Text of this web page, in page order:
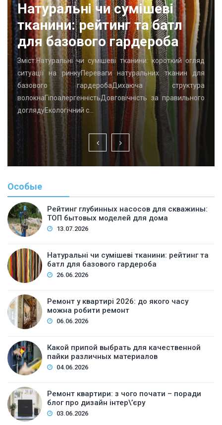
Натуральні чи сумішеві
тканини: рейтинг та батл
для базового гардероба
Зміст:Натуральні чи сумішеві тканини: короткий огляд
ситуації на ринкуПереваги натуральних тканин для
базового гардеробаДихаюча структура
волокнаГіпоалергенністьДовговічність за правильного
доглядуЕкологічний с…
Особые
Рейтинг глубинных насосов для скважины:
ТОП бытовых моделей для дома
13.07.2026
Натуральні чи сумішеві тканини: рейтинг та
батл для базового гардероба
26.06.2026
Ремонт у квартирі 2026: до якого часу
можна робити ремонт
06.06.2026
Какой припой выбрать для качественной
пайки различных материалов
04.06.2026
Ремонт квартири: з чого почати – поради
блог про дизайн інтер\’єру
03.06.2026